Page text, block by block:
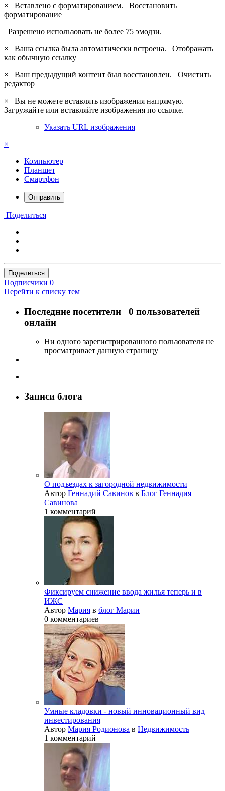
×
Вставлено с форматированием. Восстановить
форматирование
Разрешено использовать не более 75 эмодзи.
×
Ваша ссылка была автоматически встроена. Отображать
как обычную ссылку
×
Ваш предыдущий контент был восстановлен. Очистить
редактор
×
Вы не можете вставлять изображения напрямую.
Загружайте или вставляйте изображения по ссылке.
Указать URL изображения
×
Компьютер
Планшет
Смартфон
Отправить
Поделиться
Поделиться
Подписчики 0
Перейти к списку тем
Последние посетители 0 пользователей
онлайн
Ни одного зарегистрированного пользователя не
просматривает данную страницу
Записи блога
О подъездах к загородной недвижимости
Автор Геннадий Савинов в Блог Геннадия
Савинова
1 комментарий
Фиксируем снижение ввода жилья теперь и в
ИЖС
Автор Мария в блог Марии
0 комментариев
Умные кладовки - новый инновационный вид
инвестирования
Автор Мария Родионова в Недвижимость
1 комментарий